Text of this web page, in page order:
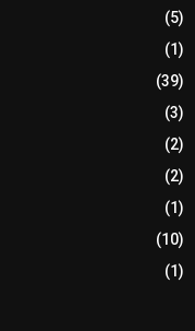
(5)
(1)
(39)
(3)
(2)
(2)
(1)
(10)
(1)